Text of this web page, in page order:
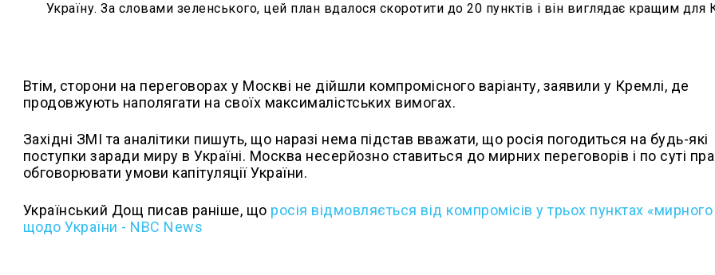
Україну. За словами зеленського, цей план вдалося скоротити до 20 пунктів і він виглядає кращим для
Втім, сторони на переговорах у Москві не дійшли компромісного варіанту, заявили у Кремлі, де
продовжують наполягати на своїх максималістських вимогах.
Західні ЗМІ та аналітики пишуть, що наразі нема підстав вважати, що росія погодиться на будь-які
поступки заради миру в Україні. Москва несерйозно ставиться до мирних переговорів і по суті
обговорювати умови капітуляції України.
Український Дощ писав раніше, що росія відмовляється від компромісів у трьох пунктах
щодо України - NBC News